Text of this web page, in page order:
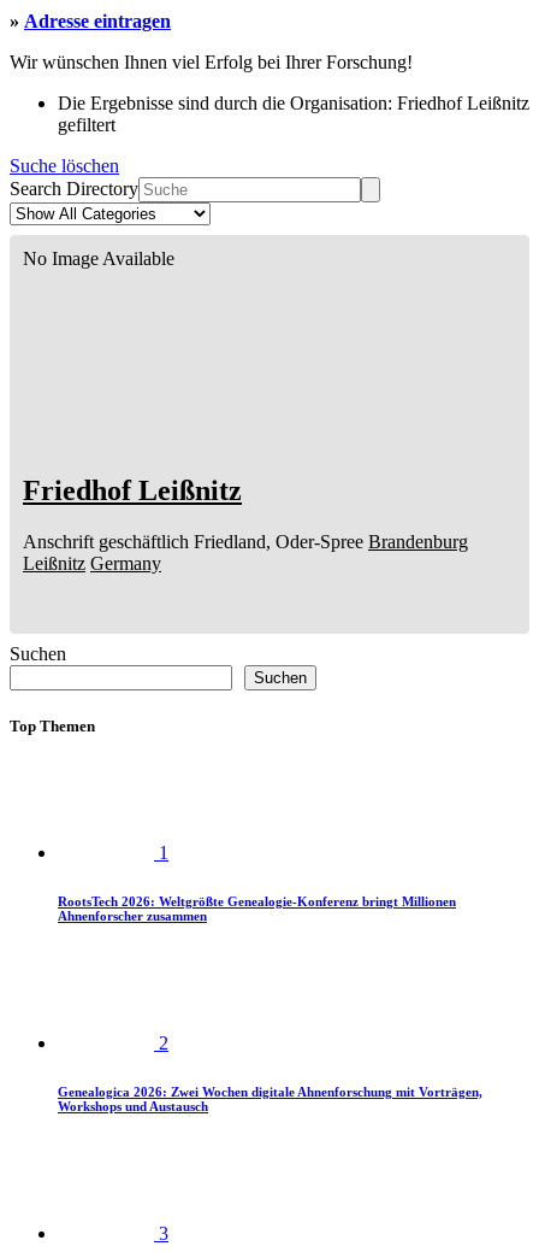
» Adresse eintragen
Wir wünschen Ihnen viel Erfolg bei Ihrer Forschung!
Die Ergebnisse sind durch die Organisation: Friedhof Leißnitz
gefiltert
Suche löschen
Search Directory
No Image Available
Friedhof Leißnitz
Anschrift geschäftlich Friedland, Oder-Spree Brandenburg
Leißnitz Germany
Suchen
Suchen
Top Themen
1
RootsTech 2026: Weltgrößte Genealogie-Konferenz bringt Millionen
Ahnenforscher zusammen
2
Genealogica 2026: Zwei Wochen digitale Ahnenforschung mit Vorträgen,
Workshops und Austausch
3